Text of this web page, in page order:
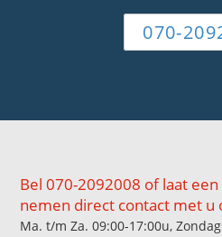
070-
Bel 070-2092008 of laat
nemen direct contact met u
Ma. t/m Za. 09:00-17:00u,